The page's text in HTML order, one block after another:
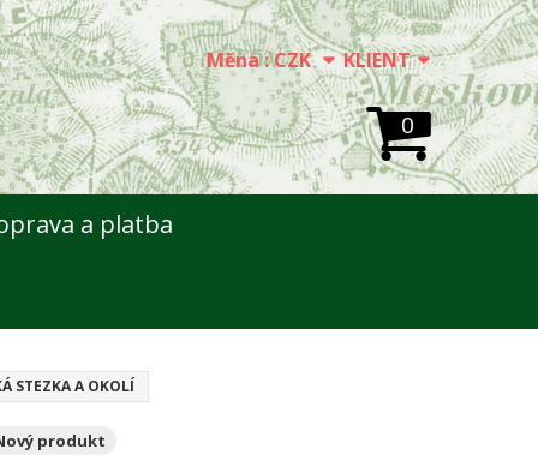
KLIENT
Měna :CZK
0
a platba
STEZKA A OKOLÍ
produkt